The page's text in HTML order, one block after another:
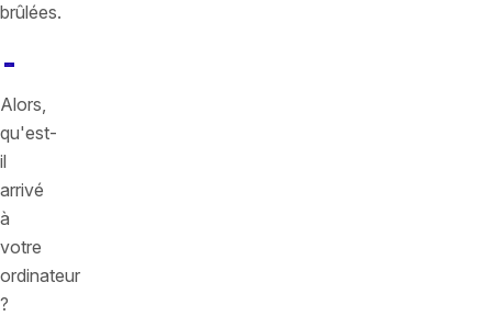
brûlées.
Alors,
qu'est-
il
arrivé
à
votre
ordinateur
?